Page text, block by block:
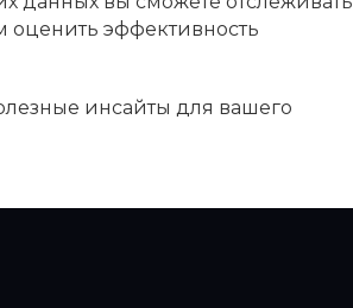
оценить эффективность
инсайты для вашего